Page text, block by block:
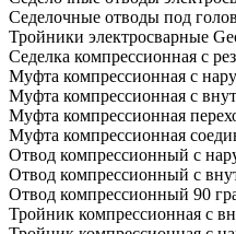
Седелочные отводы под
Тройники электросварные
Седелка компрессионная с
Муфта компрессионная с
Муфта компрессионная с
Муфта компрессионная
Муфта компрессионная
Отвод компрессионный с
Отвод компрессионный с
Отвод компрессионный 90
Тройник компрессионная с